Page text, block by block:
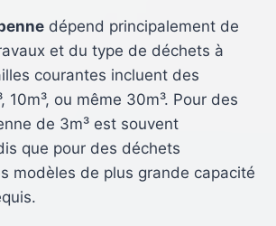
dépend principalement de
et du type de déchets à
courantes incluent des
10m³, ou même 30m³. Pour des
de 3m³ est souvent
que pour des déchets
modèles de plus grande capacité